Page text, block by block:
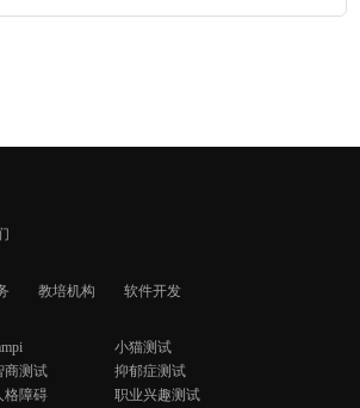
教培机构
软件开发
小猫测试
商测试
抑郁症测试
格障碍
职业兴趣测试